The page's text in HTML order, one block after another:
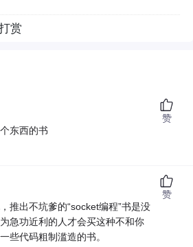
赏
东西的书
赞
推出不坑爹的“socket编程”书是没
急功近利的人才会买这种不和你
些代码粗制滥造的书。
赞